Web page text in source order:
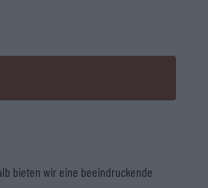
bieten wir eine beeindruckende